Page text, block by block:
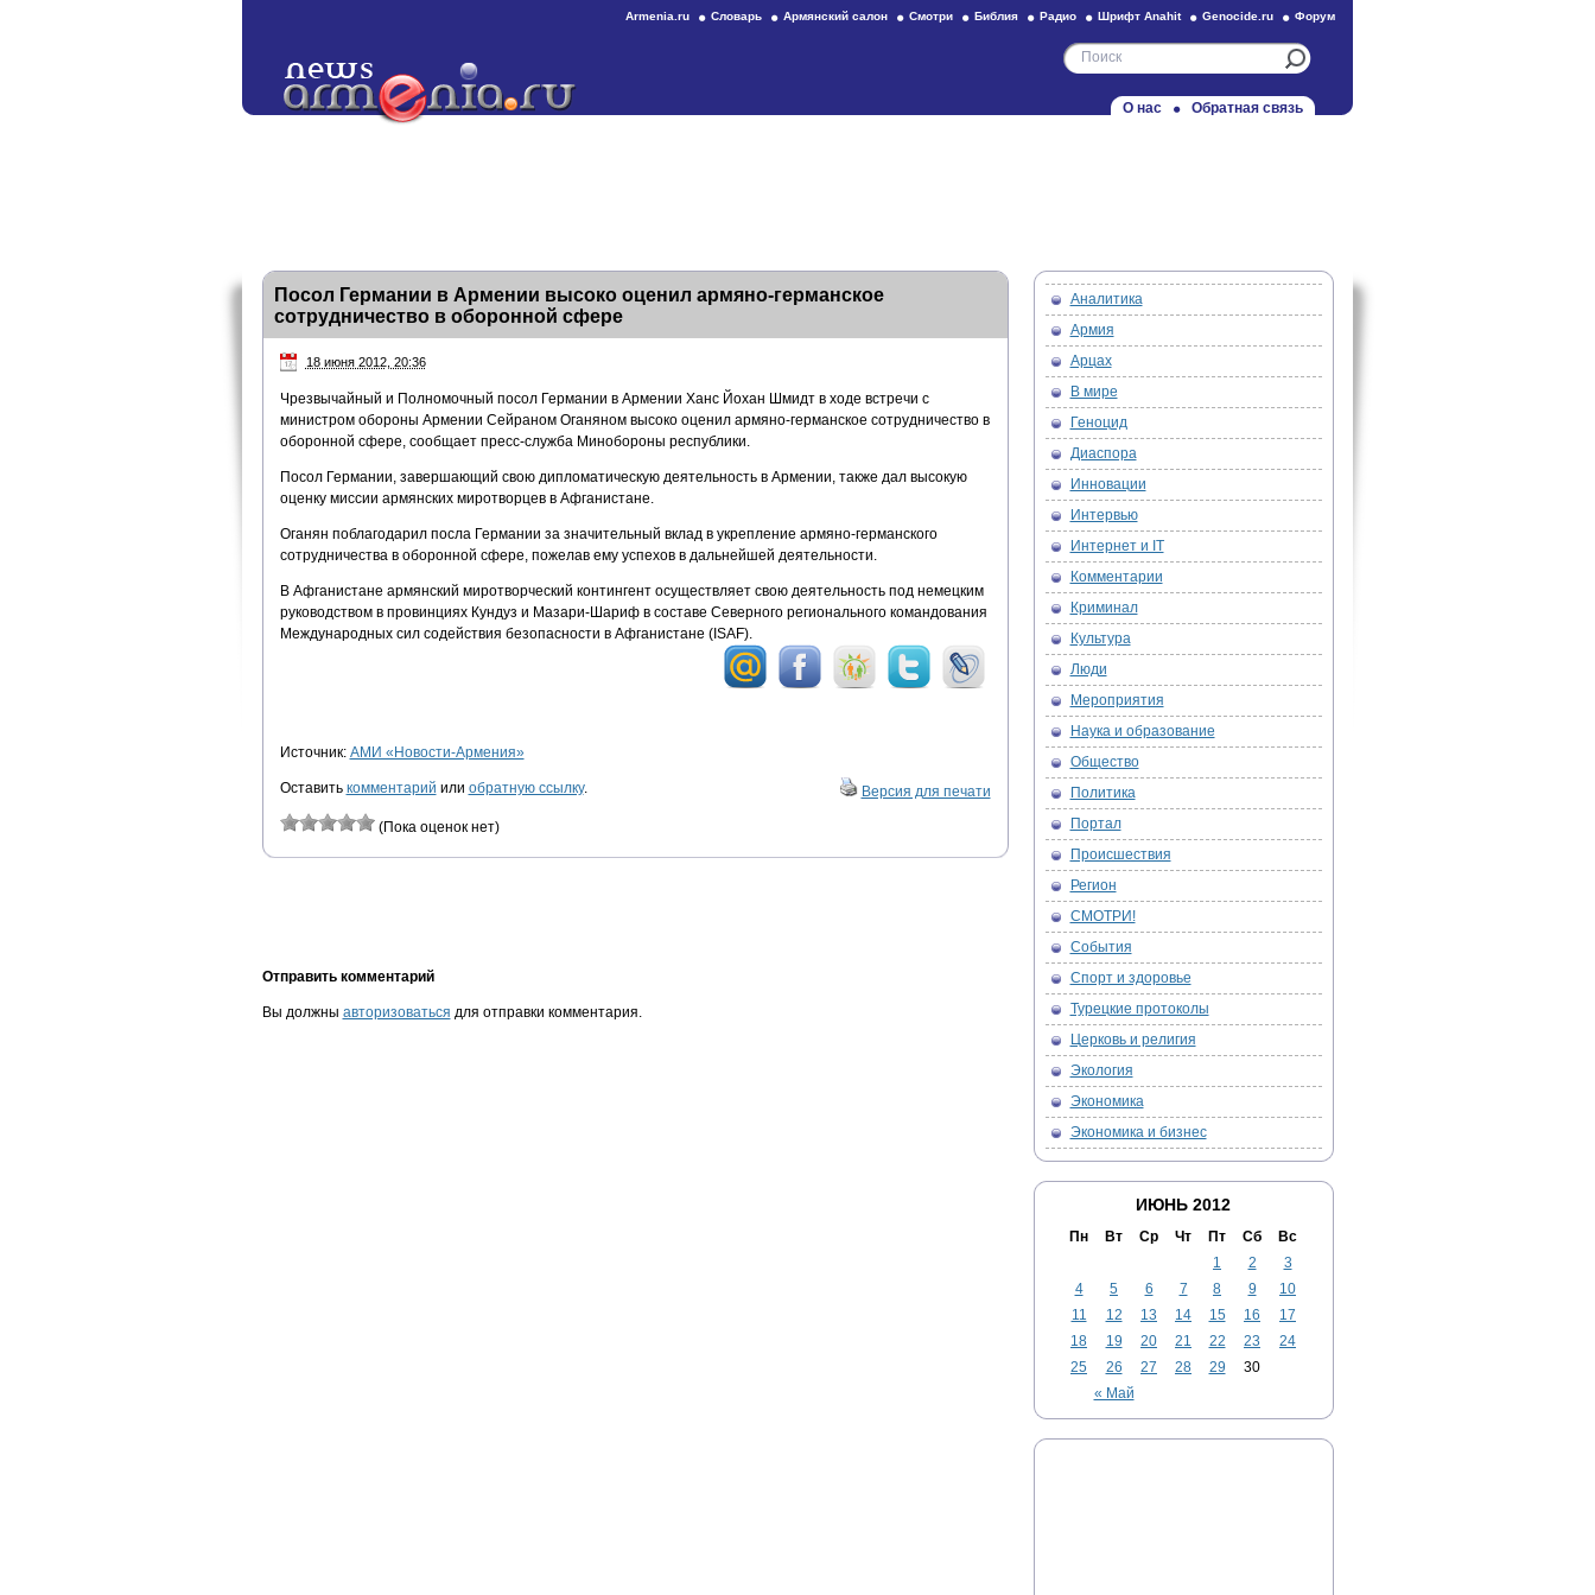
Armenia.ru Словарь Армянский салон Смотри Библия Радио Шрифт Anahit Genocide.ru Форум
О нас Обратная связь
Посол Германии в Армении высоко оценил армяно-германское
сотрудничество в оборонной сфере
18 июня 2012, 20:36
Чрезвычайный и Полномочный посол Германии в Армении Ханс Йохан Шмидт в ходе встречи с
министром обороны Армении Сейраном Оганяном высоко оценил армяно-германское сотрудничество в
оборонной сфере, сообщает пресс-служба Минобороны республики.
Посол Германии, завершающий свою дипломатическую деятельность в Армении, также дал высокую
оценку миссии армянских миротворцев в Афганистане.
Оганян поблагодарил посла Германии за значительный вклад в укрепление армяно-германского
сотрудничества в оборонной сфере, пожелав ему успехов в дальнейшей деятельности.
В Афганистане армянский миротворческий контингент осуществляет свою деятельность под немецким
руководством в провинциях Кундуз и Мазари-Шариф в составе Северного регионального командования
Международных сил содействия безопасности в Афганистане (ISAF).
Источник: АМИ «Новости-Армения»
Оставить комментарий или обратную ссылку. Версия для печати
(Пока оценок нет)
Отправить комментарий
Вы должны авторизоваться для отправки комментария.
Аналитика
Армия
Арцах
В мире
Геноцид
Диаспора
Инновации
Интервью
Интернет и IT
Комментарии
Криминал
Культура
Люди
Мероприятия
Наука и образование
Общество
Политика
Портал
Происшествия
Регион
СМОТРИ!
События
Спорт и здоровье
Турецкие протоколы
Церковь и религия
Экология
Экономика
Экономика и бизнес
ИЮНЬ 2012
Пн Вт Ср Чт Пт Сб Вс
« Май
1 2
3
4
5 6 7 8 9
10
11
12 13 14 15 16
17
18
19 20 21 22 23
24
25
26 27 28 29 30